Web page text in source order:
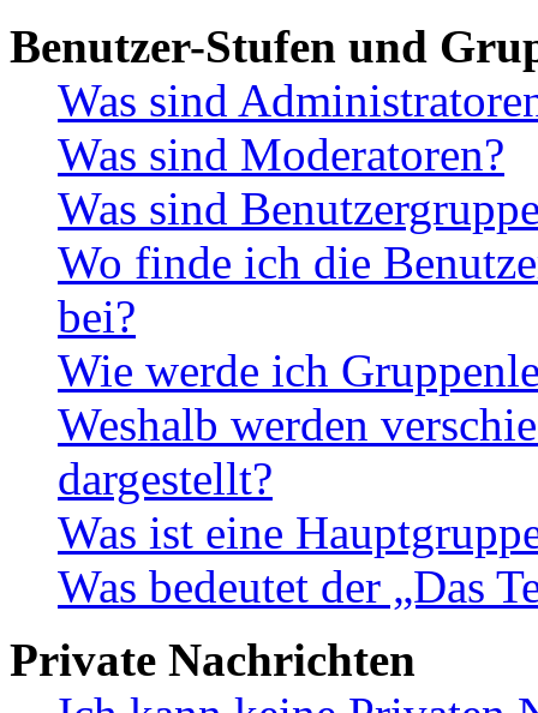
Benutzer-Stufen und
Was sind
Was sind Moderatoren?
Was sind
Wo finde ich die
bei?
Wie werde ich
Weshalb werden
dargestellt?
Was ist eine
Was bedeutet der „Das
Private Nachrichten